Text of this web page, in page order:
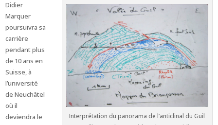
Interprétation du panorama de l’anticlinal du Guil
Didier
Marquer
poursuivra sa
carrière
pendant plus
de 10 ans en
Suisse, à
l’université
de Neuchâtel
où il
deviendra le